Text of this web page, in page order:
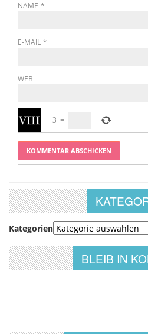
NAME *
E-MAIL *
WEB
+ 3 =
Kategorien
BLEIB IN